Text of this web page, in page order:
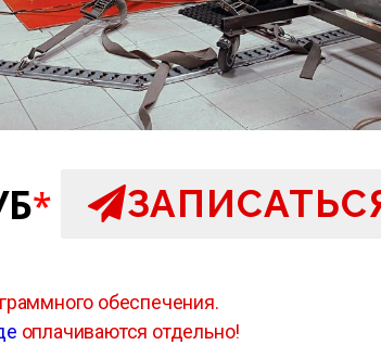
*
обеспечения.
оплачиваются отдельно!